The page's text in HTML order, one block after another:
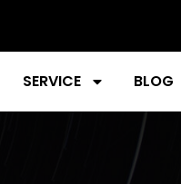
SERVICE BLOG